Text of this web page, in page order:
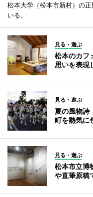
松本大学（松本市新村）の
いる。
見る・遊ぶ
松本のカフ
思いを表現
見る・遊ぶ
夏の風物詩
町を熱気に
見る・遊ぶ
松本市立博
や直筆原稿